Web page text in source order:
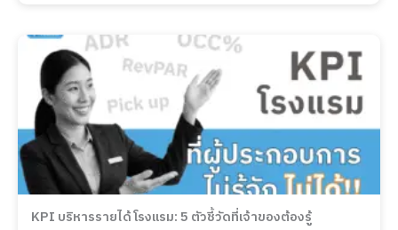
KPI บริหารรายได้โรงแรม: 5 ตัวชี้วัดที่เจ้าของต้องรู้